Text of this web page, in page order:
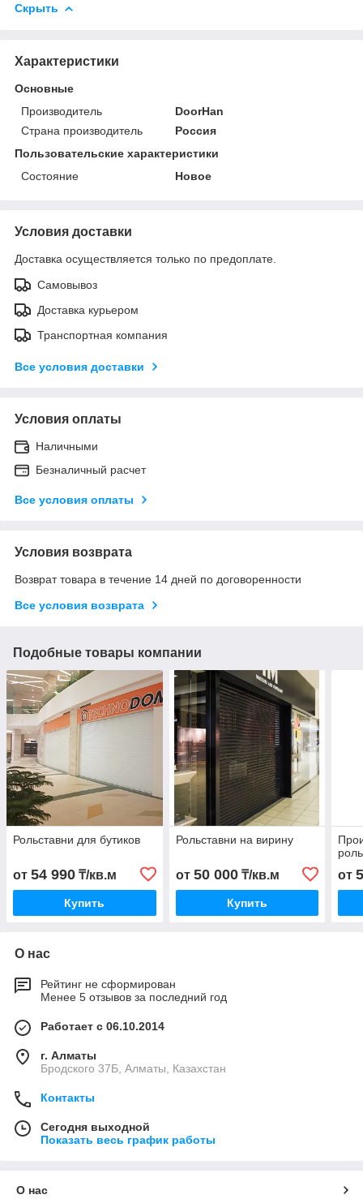
Скрыть
Характеристики
Основные
Производитель
DoorHan
Страна производитель
Россия
Пользовательские характеристики
Состояние
Новое
Условия доставки
Доставка осуществляется только по предоплате.
Самовывоз
Доставка курьером
Транспортная компания
Все условия доставки
Условия оплаты
Наличными
Безналичный расчет
Все условия оплаты
Условия возврата
Возврат товара в течение 14 дней по договоренности
Все условия возврата
Подобные товары компании
Рольставни для бутиков
от 54 990 ₸/кв.м
Купить
Рольставни на вирину
от 50 000₸/кв.м
Купить
от
О нас
Рейтинг не сформирован
Менее 5 отзывов за последний год
Работает с 06.10.2014
г. Алматы
Бродского 37Б, Алматы, Казахстан
Контакты
Сегодня выходной
Показать весь график работы
О нас